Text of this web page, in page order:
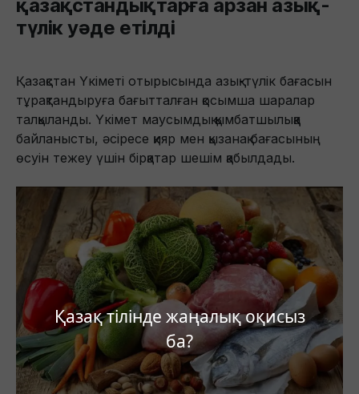
Қазақ тілінде жаңалық оқисыз
ба?
қазақстандықтарға арзан азық-
түлік уәде етілді
Қазақстан Үкіметі отырысында азық-түлік бағасын
тұрақтандыруға бағытталған қосымша шаралар
талқыланды. Үкімет маусымдық қымбатшылыққа
байланысты, әсіресе қияр мен қызанақ бағасының
өсуін тежеу үшін бірқатар шешім қабылдады.